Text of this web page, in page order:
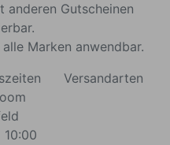
anderen Gutscheinen
Marken anwendbar.
10:00
Versandarten